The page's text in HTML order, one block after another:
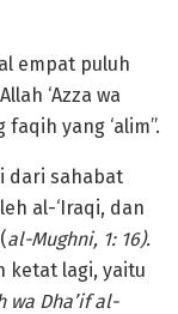
empat puluh
‘Azza wa
yang ‘alim”.
dari sahabat
al-‘Iraqi, dan
al-Mughni, 1: 16).
ketat lagi, yaitu
wa Dha’if al-